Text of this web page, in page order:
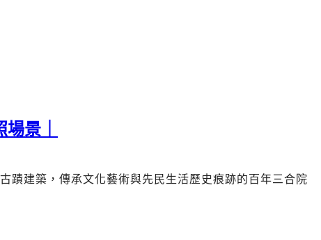
景｜
古蹟建築，傳承文化藝術與先民生活歷史痕跡的百年三合院